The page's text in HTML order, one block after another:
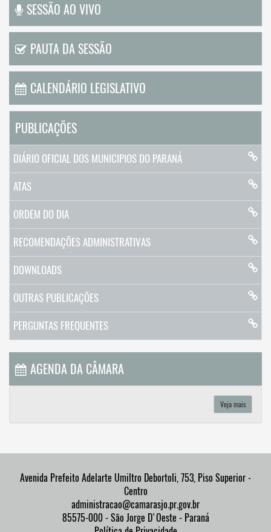
SESSÃO AO VIVO
PAUTA DA SESSÃO
CALENDÁRIO LEGISLATIVO
PUBLICAÇÕES
DIÁRIO OFICIAL DOS MUNICIPIOS DO PARANÁ
ATAS
ORDEM DO DIA
RECOMENDAÇÕES ADMINISTRATIVAS
DOWNLOADS
OUTRAS PUBLICAÇÕES
PERGUNTAS FREQUENTES
AGENDA DA CÂMARA
Veja mais
Avenida Prefeito Adelarte Umiltro Debortoli, 753, Piso Superior -
Centro
administracao@camarasjo.pr.gov.br
85575-000 - São Jorge D'Oeste - Paraná